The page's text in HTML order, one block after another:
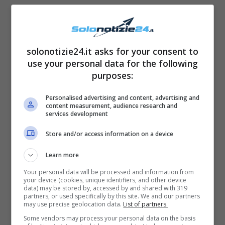
Attualmente, è invece diventata la nuova
tronista di ‘
Massimiliano Mollicone
Nel video di presentazione, la Curcio ha
affermato di aver semprelavorato sin da
solonotizie24.it asks for your consent to
use your personal data for the following
purposes:
Personalised advertising and content, advertising and
content measurement, audience research and
services development
Store and/or access information on a device
Learn more
Your personal data will be processed and information from
your device (cookies, unique identifiers, and other device
data) may be stored by, accessed by and shared with 319
partners, or used specifically by this site. We and our partners
may use precise geolocation data. List of partners.
Some vendors may process your personal data on the basis